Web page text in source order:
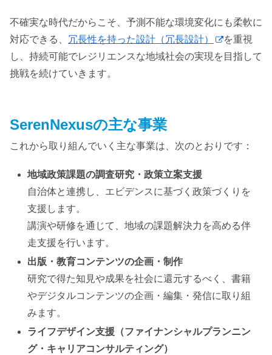
不確実な時代だからこそ、予測不能な環境変化にも柔軟に
対応できる、 冗長性を持った設計（冗長設計）
を重視
し、持続可能でレジリエンスな地域社会の実現を目指して
挑戦を続けていきます。
SerenNexusの主な事業
これから取り組んでいく主な事業は、次のとおりです：
地域政策課題の調査研究・政策立案支援
自治体と連携し、エビデンスに基づく政策づくりを
支援します。
講演や研修を通じて、地域の課題解決力を高める伴
走支援を行います。
出版・教育コンテンツの企画・制作
研究で得た知見や成果を社会に還元するべく、書籍
やデジタルコンテンツの企画・編集・発信に取り組
みます。
ライフデザイン支援（ファイナンシャルプランニン
グ・キャリアコンサルティング）